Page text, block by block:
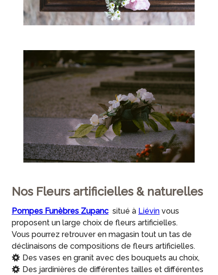
Nos Fleurs artificielles & naturelles
Pompes Funèbres Zupanc situé à Liévin vous
proposent un large choix de fleurs artificielles.
Vous pourrez retrouver en magasin tout un tas de
déclinaisons de compositions de fleurs artificielles.
Des vases en granit avec des bouquets au choix,
Des jardinières de différentes tailles et différentes